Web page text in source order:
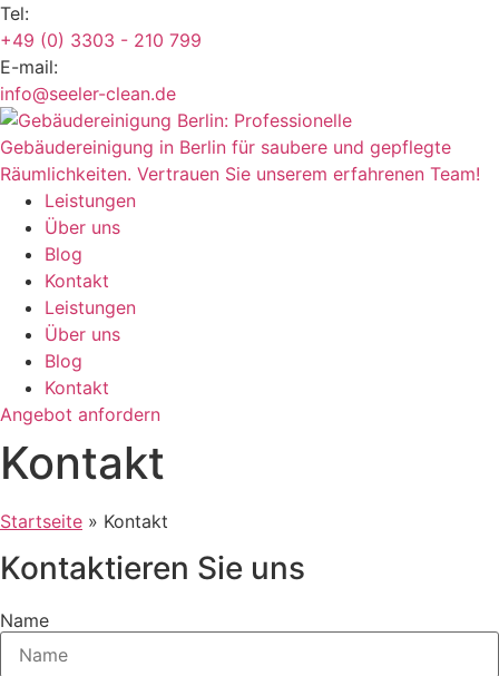
Zum
Inhalt
springen
Tel:
+49 (0) 3303 - 210 799
E-mail:
info@seeler-clean.de
Leistungen
Über uns
Blog
Kontakt
Leistungen
Über uns
Blog
Kontakt
Angebot anfordern
Kontakt
Startseite » Kontakt
Kontaktieren Sie uns
Name